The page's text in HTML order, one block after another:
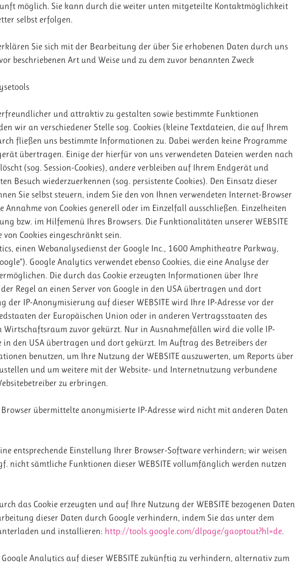
möglich. Sie kann durch die weiter unten mitgeteilte Kontaktmöglichkeit
selbst erfolgen.
Sie sich mit der Bearbeitung der über Sie erhobenen Daten durch uns
beschriebenen Art und Weise und zu dem zuvor benannten Zweck
und attraktiv zu gestalten sowie bestimmte Funktionen
wir an verschiedener Stelle sog. Cookies (kleine Textdateien, die auf Ihrem
fließen uns bestimmte Informationen zu. Dabei werden keine Programme
übertragen. Einige der hierfür von uns verwendeten Dateien werden nach
(sog. Session-Cookies), andere verbleiben auf Ihrem Endgerät und
Besuch wiederzuerkennen (sog. persistente Cookies). Den Einsatz dieser
Sie selbst steuern, indem Sie den von Ihnen verwendeten Internet-Browser
von Cookies generell oder im Einzelfall ausschließen. Einzelheiten
bzw. im Hilfemenü Ihres Browsers. Die Funktionalitäten unserer WEBSITE
Cookies eingeschränkt sein.
einen Webanalysedienst der Google Inc., 1600 Amphitheatre Parkway,
Google Analytics verwendet ebenso Cookies, die eine Analyse der
Die durch das Cookie erzeugten Informationen über Ihre
Regel an einen Server von Google in den USA übertragen und dort
der IP-Anonymisierung auf dieser WEBSITE wird Ihre IP-Adresse vor der
der Europäischen Union oder in anderen Vertragsstaaten des
Wirtschaftsraum zuvor gekürzt. Nur in Ausnahmefällen wird die volle IP-
in den USA übertragen und dort gekürzt. Im Auftrag des Betreibers der
benutzen, um Ihre Nutzung der WEBSITE auszuwerten, um Reports über
und um weitere mit der Website- und Internetnutzung verbundene
zu erbringen.
übermittelte anonymisierte IP-Adresse wird nicht mit anderen Daten
entsprechende Einstellung Ihrer Browser-Software verhindern; wir weisen
nicht sämtliche Funktionen dieser WEBSITE vollumfänglich werden nutzen
das Cookie erzeugten und auf Ihre Nutzung der WEBSITE bezogenen Daten
dieser Daten durch Google verhindern, indem Sie das unter dem
und installieren: http://tools.google.com/dlpage/gaoptout?hl=de.
Analytics auf dieser WEBSITE zukünftig zu verhindern, alternativ zum